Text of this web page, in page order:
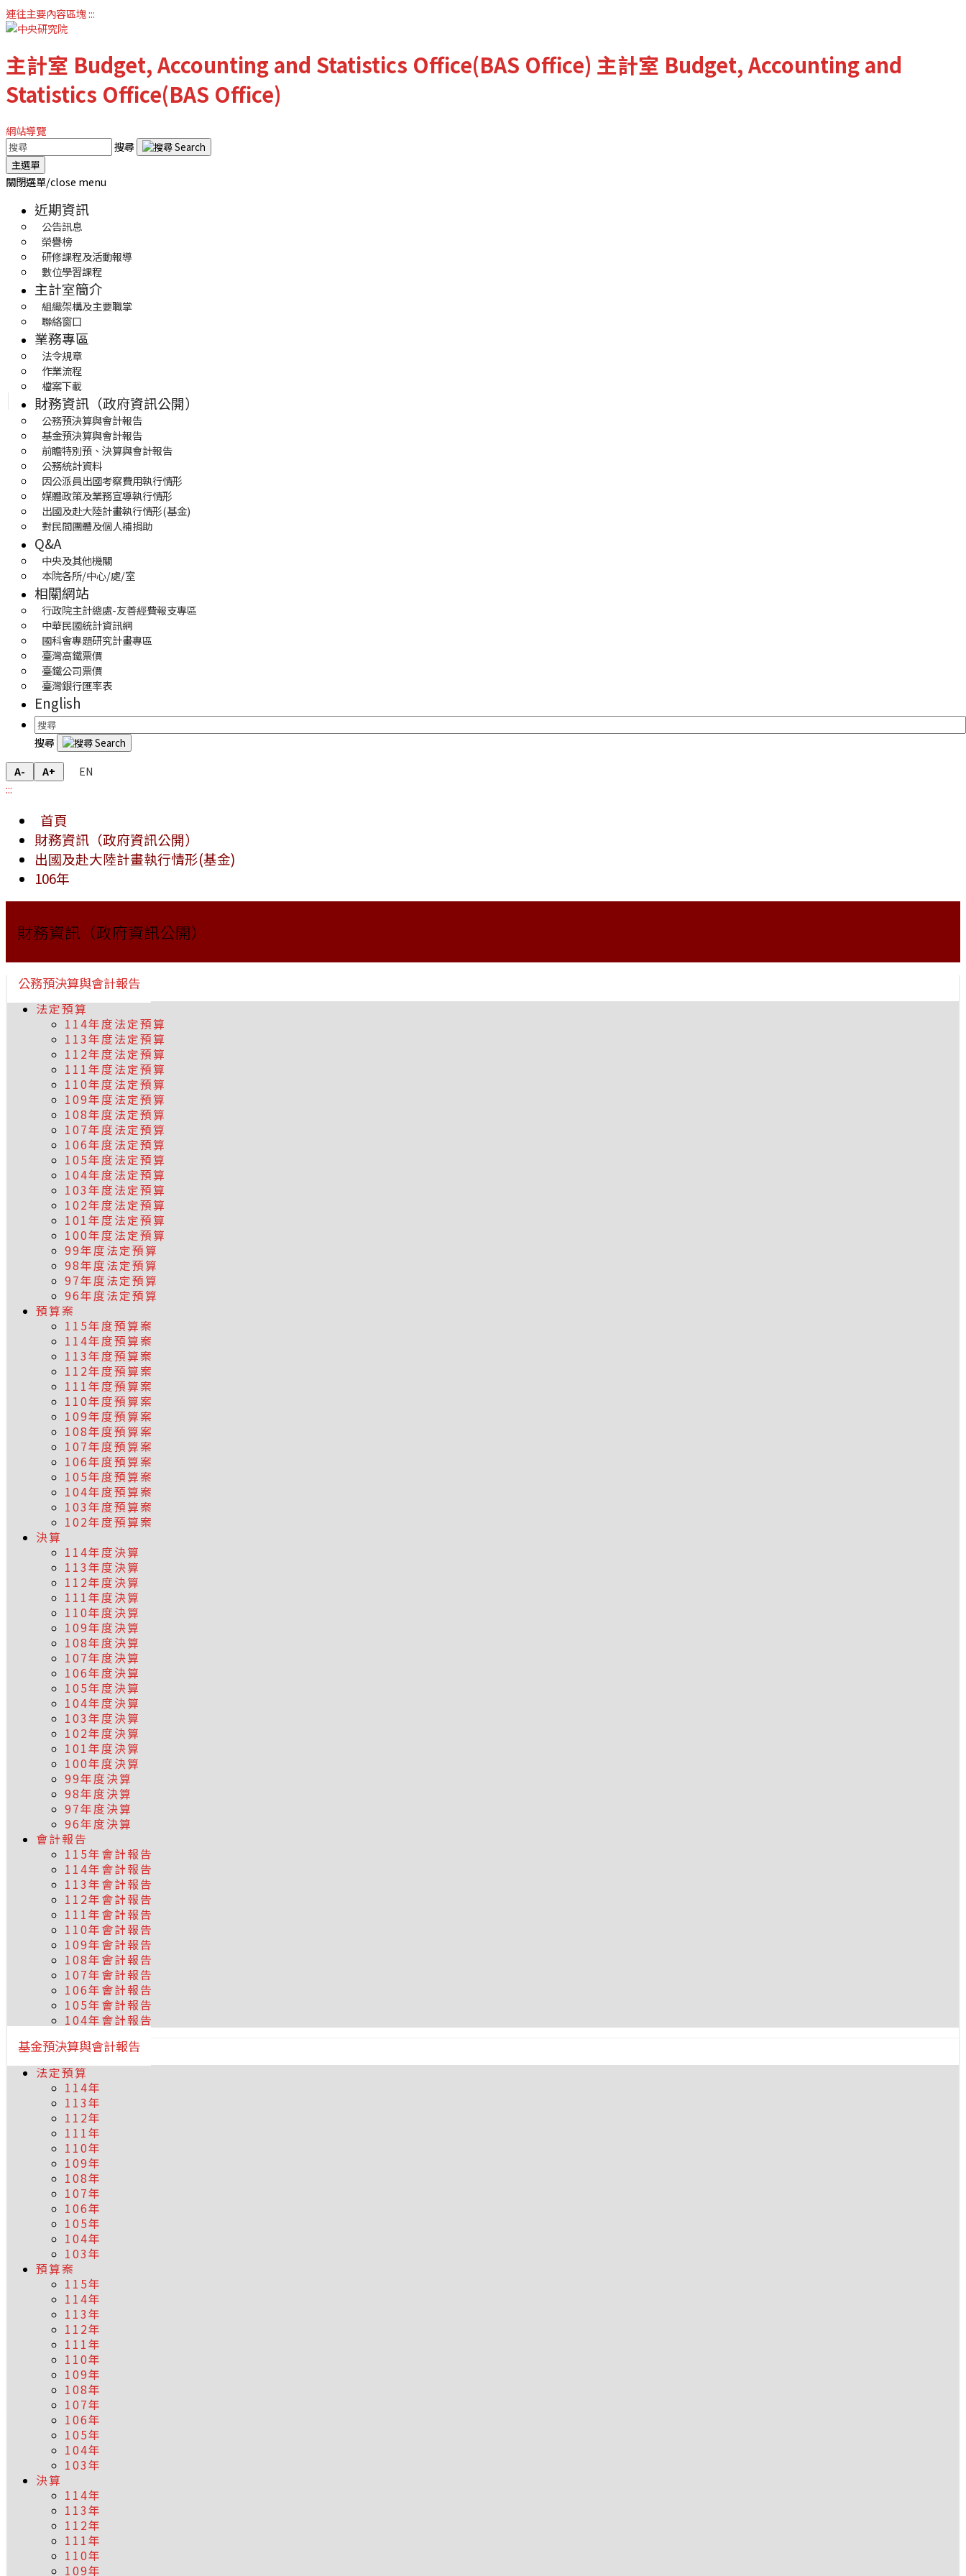
連往主要內容區塊:::
主計室 Budget, Accounting and Statistics Office(BAS Office) 主計室 Budget, Accounting and
Statistics Office(BAS Office)
網站導覽
搜尋
主選單
關閉選單/close menu
近期資訊
公告訊息
榮譽榜
研修課程及活動報導
數位學習課程
主計室簡介
組織架構及主要職掌
聯絡窗口
業務專區
法令規章
作業流程
檔案下載
財務資訊（政府資訊公開）
公務預決算與會計報告
基金預決算與會計報告
前瞻特別預、決算與會計報告
公務統計資料
因公派員出國考察費用執行情形
媒體政策及業務宣導執行情形
出國及赴大陸計畫執行情形(基金)
對民間團體及個人補捐助
Q&A
中央及其他機關
本院各所/中心/處/室
相關網站
行政院主計總處-友善經費報支專區
中華民國統計資訊網
國科會專題研究計畫專區
臺灣高鐵票價
臺鐵公司票價
臺灣銀行匯率表
English
搜尋
A- A+
EN
:::
首頁
財務資訊（政府資訊公開）
出國及赴大陸計畫執行情形(基金)
106年
財務資訊（政府資訊公開）
公務預決算與會計報告
法定預算
114年度法定預算
113年度法定預算
112年度法定預算
111年度法定預算
110年度法定預算
109年度法定預算
108年度法定預算
107年度法定預算
106年度法定預算
105年度法定預算
104年度法定預算
103年度法定預算
102年度法定預算
101年度法定預算
100年度法定預算
99年度法定預算
98年度法定預算
97年度法定預算
96年度法定預算
預算案
115年度預算案
114年度預算案
113年度預算案
112年度預算案
111年度預算案
110年度預算案
109年度預算案
108年度預算案
107年度預算案
106年度預算案
105年度預算案
104年度預算案
103年度預算案
102年度預算案
決算
114年度決算
113年度決算
112年度決算
111年度決算
110年度決算
109年度決算
108年度決算
107年度決算
106年度決算
105年度決算
104年度決算
103年度決算
102年度決算
101年度決算
100年度決算
99年度決算
98年度決算
97年度決算
96年度決算
會計報告
115年會計報告
114年會計報告
113年會計報告
112年會計報告
111年會計報告
110年會計報告
109年會計報告
108年會計報告
107年會計報告
106年會計報告
105年會計報告
104年會計報告
基金預決算與會計報告
法定預算
114年
113年
112年
111年
110年
109年
108年
107年
106年
105年
104年
103年
預算案
115年
114年
113年
112年
111年
110年
109年
108年
107年
106年
105年
104年
103年
決算
114年
113年
112年
111年
110年
109年